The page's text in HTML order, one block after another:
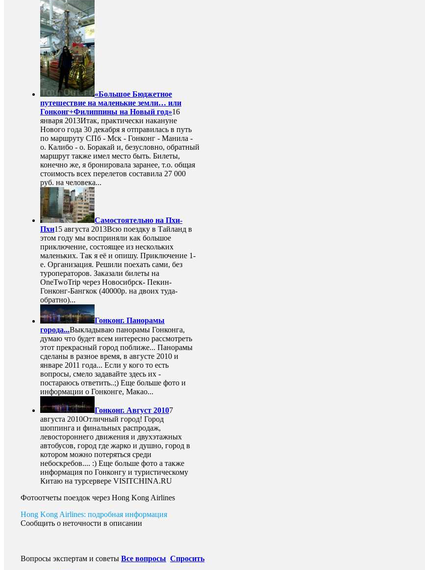
«Большое Бюджетное
путешествие на маленькие земли… или
Гонконг+Филиппины на Новый год»16
января 2013Итак, практически накануне
Нового года 30 декабря я отправилась в путь
по маршруту СПб - Мск - Гонконг - Манила -
о. Калибо - о. Боракай и, безусловно, обратный
маршрут также имел место быть. Билеты,
конечно же, я бронировала заранее, т.о. общая
стоимость всех перелетов составила 27 000
руб. на человека...
Самостоятельно на Пхи-
Пхи15 августа 2013Всю поездку в Тайланд в
этом году мы восприняли как большое
приключение, состоящее из нескольких
маленьких. Так я её и опишу. Приключение 1-
е. Организация. Решили поехать сами, без
туроператоров. Заказали билеты на
OneTwoTrip через Новосибрск- Пекин-
Гонконг-Бангкок (40000р. на двоих туда-
обратно)...
Гонконг. Панорамы
города...Выкладываю панорамы Гонконга,
думаю что будет всем интересно рассмотреть
этот прекрасный город поближе... Панорамы
сделаны в разное время, в августе 2010 и
январе 2011 года... Если у кого то есть
вопросы, смело задавайте здесь их -
постараюсь ответить..;) Еще больше фото и
информации о Гонконге, Макао...
Гонконг. Август 20107
августа 2010Отличный город! Город
шоппинга и финальных распродаж,
левостороннего движения и двухэтажных
автобусов, город где жарко и душно, город в
котором можно потеряться среди
небоскребов.... :) Еще больше фото а также
информация по Гонконгу и туристическому
Китаю на турсервере VISITCHINA.RU
Фотоотчеты поездок через Hong Kong Airlines
Hong Kong Airlines: подробная информация
Сообщить о неточности в описании
Вопросы экспертам и советы Все вопросы Спросить